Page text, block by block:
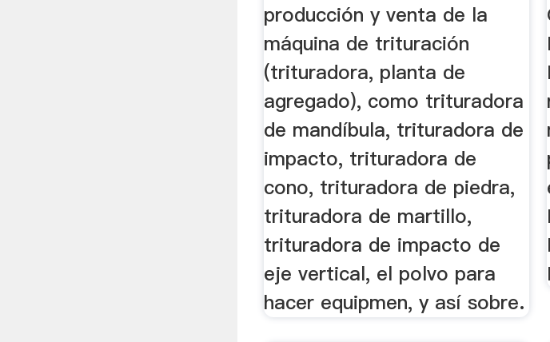
producción y venta de la
máquina de trituración
(trituradora, planta de
agregado), como trituradora
de mandíbula, trituradora de
impacto, trituradora de
cono, trituradora de piedra,
trituradora de martillo,
trituradora de impacto de
eje vertical, el polvo para
hacer equipmen, y así sobre.